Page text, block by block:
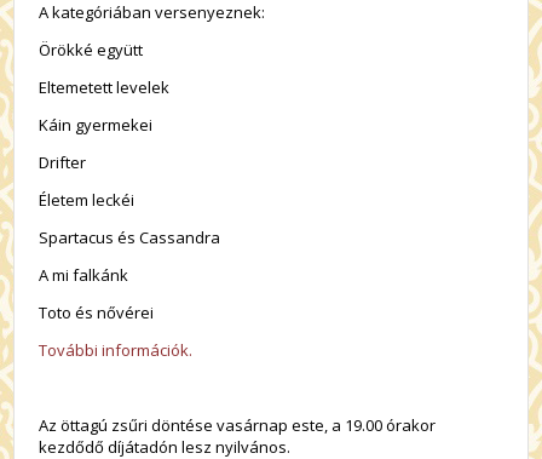
A kategóriában versenyeznek:
Örökké együtt
Eltemetett levelek
Káin gyermekei
Drifter
Életem leckéi
Spartacus és Cassandra
A mi falkánk
Toto és nővérei
További információk.
Az öttagú zsűri döntése vasárnap este, a 19.00 órakor
kezdődő díjátadón lesz nyilvános.